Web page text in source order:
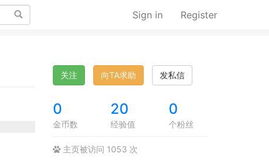
Search Sign in Register
关注 向TA求助 发私信
0
金币数
20
经验值
0
个粉丝
主页被访问 1053 次